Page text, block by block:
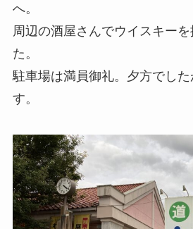
へ。
周辺の酒屋さんでウイスキー
た。
駐車場は満員御礼。夕方でし
す。